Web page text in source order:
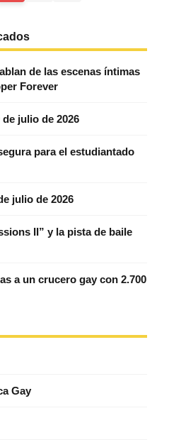
de las escenas íntimas
Forever
julio de 2026
para el estudiantado
julio de 2026
II” y la pista de baile
a un crucero gay con 2.700
Gay